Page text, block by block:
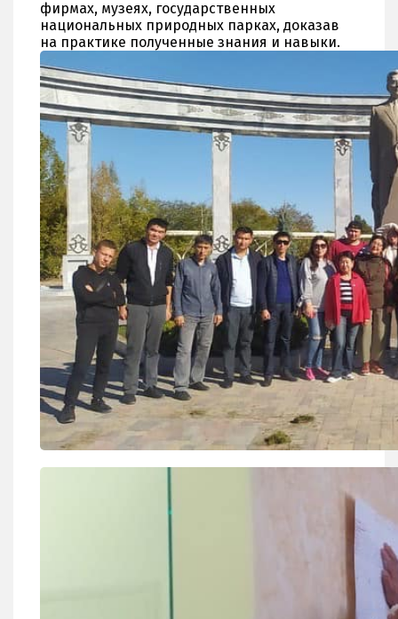
фирмах, музеях, государственных
национальных природных парках, доказав
на практике полученные знания и навыки.